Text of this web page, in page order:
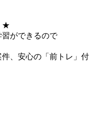
★
ができるので
、安心の「前トレ」付